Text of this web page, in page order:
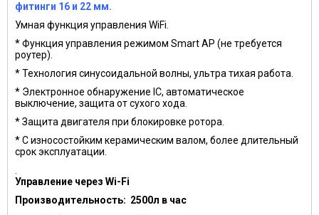
фитинги 16 и 22 мм.
Умная функция управления WiFi.
* Функция управления режимом Smart AP (не требуется
роутер).
* Технология синусоидальной волны, ультра тихая работа.
* Электронное обнаружение IC, автоматическое
выключение, защита от сухого хода.
* Защита двигателя при блокировке ротора.
* С износостойким керамическим валом, более длительный
срок эксплуатации.
Управление через Wi-Fi
Производительность: 2500л в час